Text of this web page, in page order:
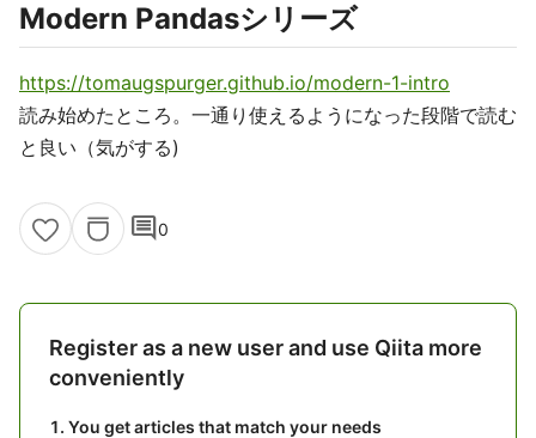
Modern Pandasシリーズ
https://tomaugspurger.github.io/modern-1-intro
読み始めたところ。一通り使えるようになった段階で読む
と良い（気がする)
comment0
Register as a new user and use Qiita more
conveniently
You get articles that match your needs